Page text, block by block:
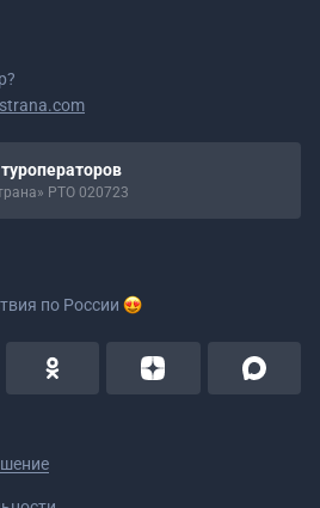
РТО 020723
по России